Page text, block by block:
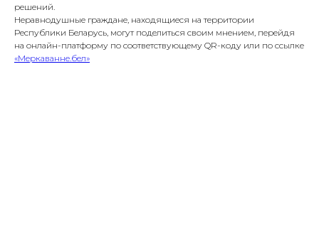
решений.
Неравнодушные граждане, находящиеся на территории
Республики Беларусь, могут поделиться своим мнением, перейдя
на онлайн-платформу по соответствующему QR-коду или по ссылке
«Меркаванне.бел»